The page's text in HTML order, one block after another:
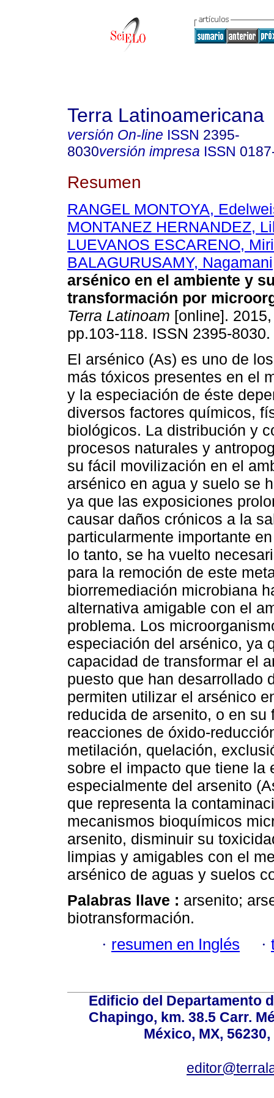
Terra Latinoamericana
versión On-line ISSN 2395-
8030versión impresa ISSN
Resumen
RANGEL MONTOYA,
MONTANEZ HERNANDEZ,
LUEVANOS ESCARENO,
BALAGURUSAMY, Nagamani
arsénico en el ambiente y
transformación por
Terra Latinoam [online].
pp.103-118. ISSN 2395-8030.
El arsénico (As) es uno de
más tóxicos presentes en el
y la especiación de éste
diversos factores químicos,
biológicos. La distribución y
procesos naturales y
su fácil movilización en el
arsénico en agua y suelo se
ya que las exposiciones
causar daños crónicos a la
particularmente importante
lo tanto, se ha vuelto
para la remoción de este
biorremediación microbiana
alternativa amigable con el
problema. Los
especiación del arsénico, ya
capacidad de transformar el
puesto que han desarrollado
permiten utilizar el arsénico
reducida de arsenito, o en
reacciones de óxido-
metilación, quelación,
sobre el impacto que tiene la
especialmente del arsenito
que representa la
mecanismos bioquímicos
arsenito, disminuir su
limpias y amigables con el
arsénico de aguas y suelos
Palabras llave : arsenito;
biotransformación.
· resumen en Inglés ·
Edificio del Departamento
Chapingo, km. 38.5 Carr.
México, MX,